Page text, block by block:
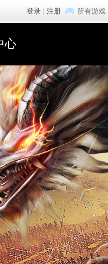
登录 注册 所有游戏
心